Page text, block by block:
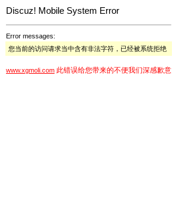
Discuz! Mobile System Error
Error messages:
您当前的访问请求当中含有非法字符，已经被系统拒绝
www.xgmoli.com 此错误给您带来的不便我们深感歉意